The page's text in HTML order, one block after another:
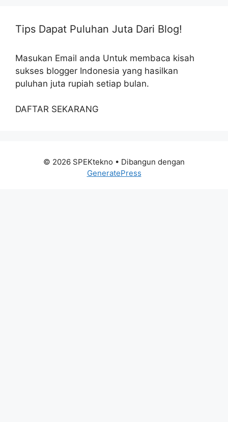
Tips Dapat Puluhan Juta Dari Blog!
Masukan Email anda Untuk membaca kisah
sukses blogger Indonesia yang hasilkan
puluhan juta rupiah setiap bulan.
DAFTAR SEKARANG
© 2026 SPEKtekno • Dibangun dengan
GeneratePress